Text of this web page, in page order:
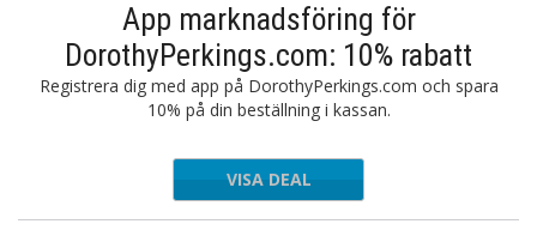
App marknadsföring för
DorothyPerkings.com: 10% rabatt
Registrera dig med app på DorothyPerkings.com och spara
10% på din beställning i kassan.
VISA DEAL